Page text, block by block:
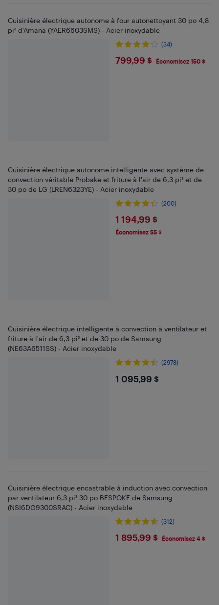
Cuisinière électrique autonome à four autonettoyant 30 po 4,8
pi³ d'Amana (YAER6603SMS) - Acier inoxydable
(34)
$799.99
799,99 $ Économisez 150 $
Cuisinière électrique autonome intelligente avec système de
convection véritable Probake et friture à l'air de 6,3 pi³ et de
30 po de LG (LREN6323YE) - Acier inoxydable
(200)
$1194.99
1 194,99 $
Économisez 55 $
Cuisinière électrique intelligente à convection à ventilateur et
friture à l'air de 6,3 pi³ et de 30 po de Samsung
(NE63A6511SS) - Acier inoxydable
(2978)
$1095.99
1 095,99 $
Cuisinière électrique encastrable à induction avec convection
par ventilateur 6,3 pi³ 30 po BESPOKE de Samsung
(NSI6DG9300SRAC) - Acier inoxydable
(312)
$1895.99
1 895,99 $ Économisez 4 $